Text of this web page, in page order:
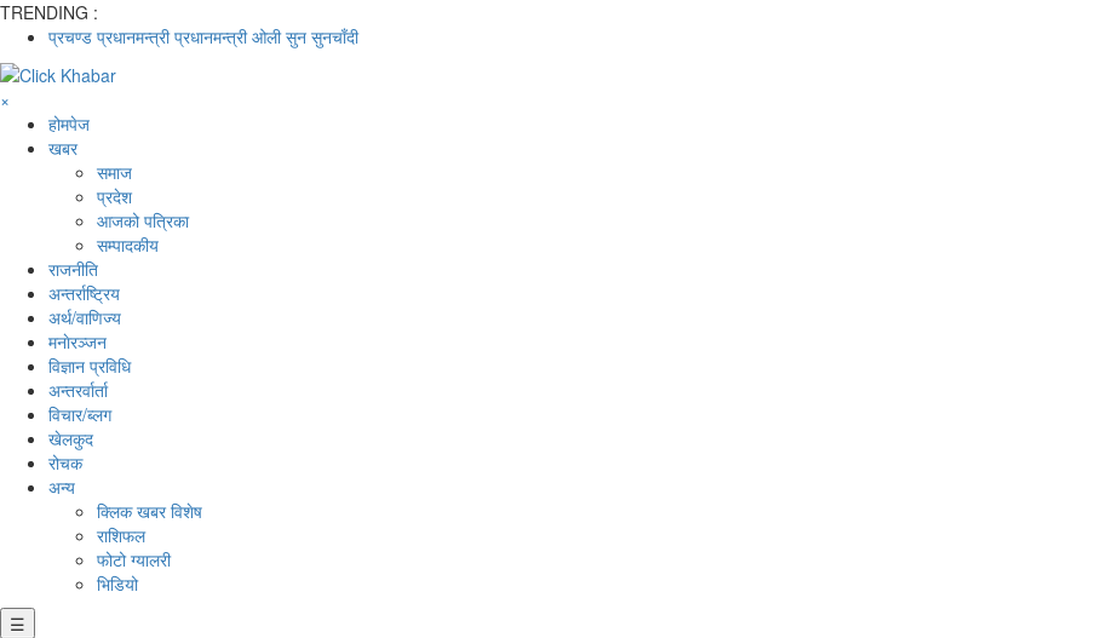
TRENDING :
प्रचण्ड प्रधानमन्त्री प्रधानमन्त्री ओली सुन सुनचाँदी
×
होमपेज
खबर
समाज
प्रदेश
आजको पत्रिका
सम्पादकीय
राजनीति
अन्तर्राष्ट्रिय
अर्थ/वाणिज्य
मनाेरञ्जन
विज्ञान प्रविधि
अन्तरर्वार्ता
विचार/ब्लग
खेलकुद
रोचक
अन्य
क्लिक खबर विशेष
राशिफल
फोटो ग्यालरी
भिडियो
☰